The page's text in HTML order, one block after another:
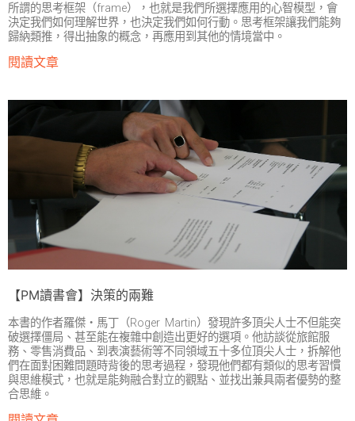
所謂的思考框架（frame），也就是我們所選擇應用的心智模型，會
決定我們如何理解世界，也決定我們如何行動。思考框架讓我們能夠
歸納類推，得出抽象的概念，再應用到其他的情境當中。
閱讀文章
【PM讀書會】決策的兩難
本書的作者羅傑‧馬丁（Roger Martin）發現許多頂尖人士不但能突
破選擇僵局、甚至能在複雜中創造出更好的選項。他訪談從旅館服
務、零售消費品、到表演藝術等不同領域五十多位頂尖人士，拆解他
們在面對困難問題時背後的思考過程，發現他們都有類似的思考習慣
與思維模式，也就是能夠融合對立的觀點、並找出兼具兩者優勢的整
合思維。